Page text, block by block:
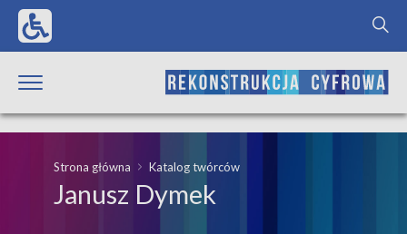
Strona główna Katalog twórców
Janusz Dymek